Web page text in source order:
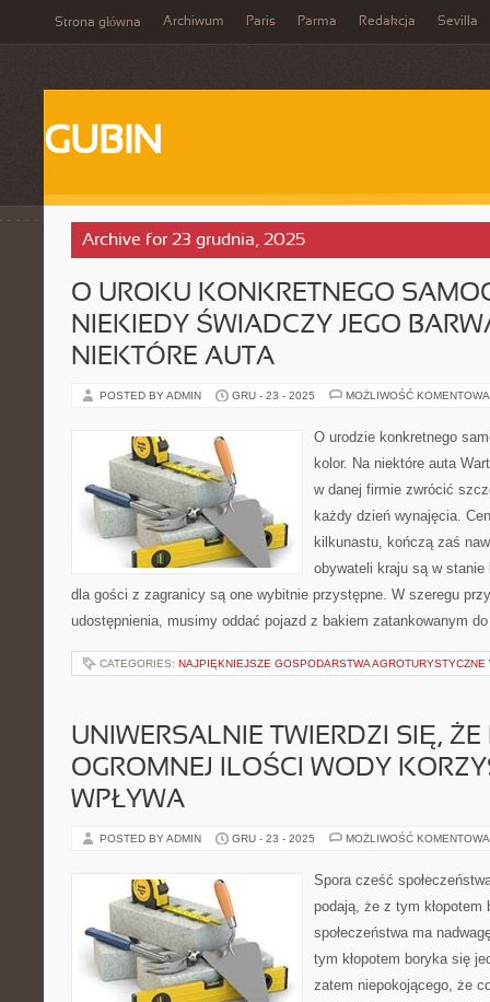
Strona główna Archiwum Paris Parma Redakcja Sevilla
GUBIN
Archive for 23 grudnia, 2025
O UROKU KONKRETNEGO
NIEKIEDY ŚWIADCZY JEGO
NIEKTÓRE AUTA
POSTED BY ADMIN GRU - 23 - 2025 MOŻLIWOŚĆ
O urodzie konkretnego
kolor. Na niektóre auta
w danej firmie zwrócić
każdy dzień wynajęcia.
kilkunastu, kończą zaś
obywateli kraju są w
dla gości z zagranicy są one wybitnie przystępne. W szeregu
udostępnienia, musimy oddać pojazd z bakiem zatankowanym
CATEGORIES: NAJPIĘKNIEJSZE GOSPODARSTWA AGROTURYSTYCZNE
UNIWERSALNIE TWIERDZI SIĘ, ŻE
OGROMNEJ ILOŚCI WODY
WPŁYWA
POSTED BY ADMIN GRU - 23 - 2025 MOŻLIWOŚĆ
Spora cześć
podają, że z tym
społeczeństwa ma
tym kłopotem boryka się
zatem niepokojącego, że